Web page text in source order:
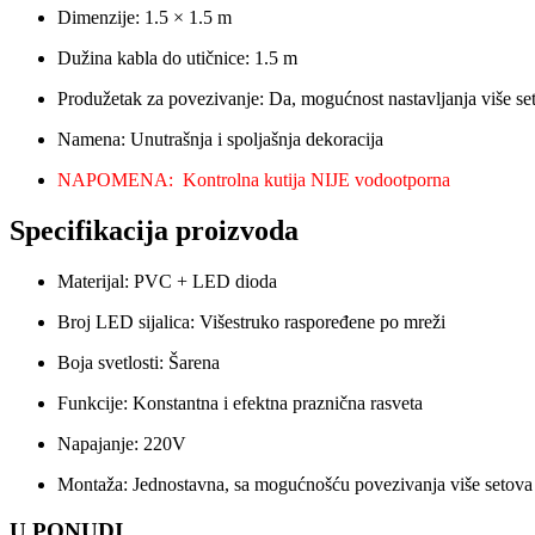
Dimenzije: 1.5 × 1.5 m
Dužina kabla do utičnice: 1.5 m
Produžetak za povezivanje: Da, mogućnost nastavljanja više
Namena: Unutrašnja i spoljašnja dekoracija
NAPOMENA: Kontrolna kutija NIJE vodootporna
Specifikacija proizvoda
Materijal: PVC + LED dioda
Broj LED sijalica: Višestruko raspoređene po mreži
Boja svetlosti: Šarena
Funkcije: Konstantna i efektna praznična rasveta
Napajanje: 220V
Montaža: Jednostavna, sa mogućnošću povezivanja više setova